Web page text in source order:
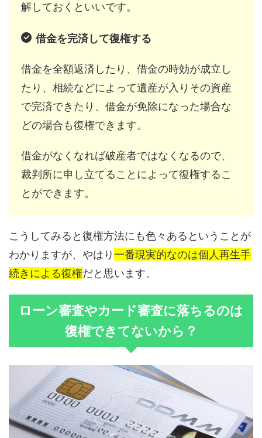
解しておくといいです。
借金を完済して復権する
借金を全額返済したり、借金の時効が成立し
たり、相続などによって遺産が入りその資産
で完済できたり、借金が免除になった場合な
どの場合も復権できます。
借金がなくなれば破産者ではなくなるので、
裁判所に申し立てることによって復権するこ
とができます。
こうしてみると復権方法にも色々あるということが
わかりますが、やはり一番現実的なのは個人再生手
続きによる復権だと思います。
ローン審査やカード審査に落ちるのは
復権できてないから？